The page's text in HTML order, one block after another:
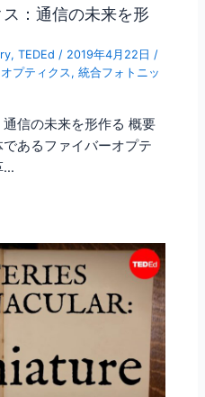
：通信の未来を形
,TEDEd / 2019年4月22日/
プティクス,統合フォトニッ
信の未来を形作る 概要
あるファイバーオプテ
…